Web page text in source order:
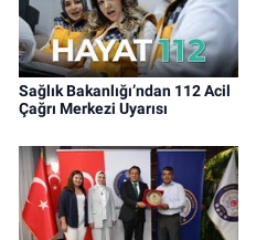
Sağlık Bakanlığı’ndan 112 Acil
Çağrı Merkezi Uyarısı